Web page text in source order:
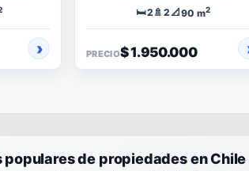
🛏️2 🚿 2📐90 m2
PRECIO$ 1.950.000
populares de propiedades en Chile